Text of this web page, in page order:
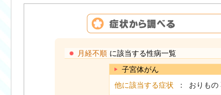
月経不順 に該当する性病一覧
子宮体がん
他に該当する症状
： おりも